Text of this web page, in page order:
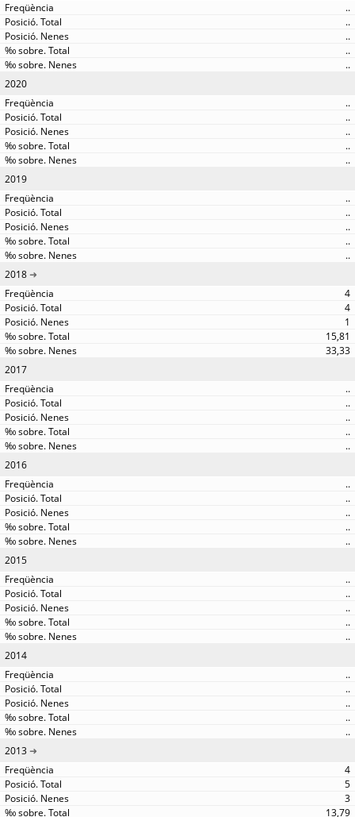
..
..
..
..
..
2020
..
..
..
..
..
2019
..
..
..
..
..
2018
4
4
1
15,81
33,33
2017
..
..
..
..
..
2016
..
..
..
..
..
2015
..
..
..
..
..
2014
..
..
..
..
..
2013
4
5
3
13,79